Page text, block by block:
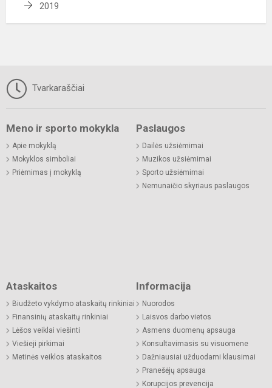
2019
Tvarkaraščiai
Meno ir sporto mokykla
Apie mokyklą
Mokyklos simboliai
Priėmimas į mokyklą
Paslaugos
Dailės užsiėmimai
Muzikos užsiėmimai
Sporto užsiėmimai
Nemunaičio skyriaus paslaugos
Ataskaitos
Biudžeto vykdymo ataskaitų rinkiniai
Finansinių ataskaitų rinkiniai
Lėšos veiklai viešinti
Viešieji pirkimai
Metinės veiklos ataskaitos
Informacija
Nuorodos
Laisvos darbo vietos
Asmens duomenų apsauga
Konsultavimasis su visuomene
Dažniausiai užduodami klausimai
Pranešėjų apsauga
Korupcijos prevencija